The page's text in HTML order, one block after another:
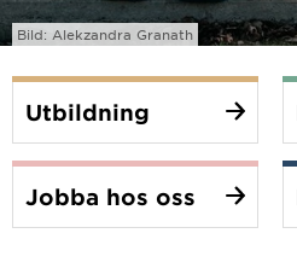
Bild: Alekzandra Granath
Utbildning
Jobba hos oss